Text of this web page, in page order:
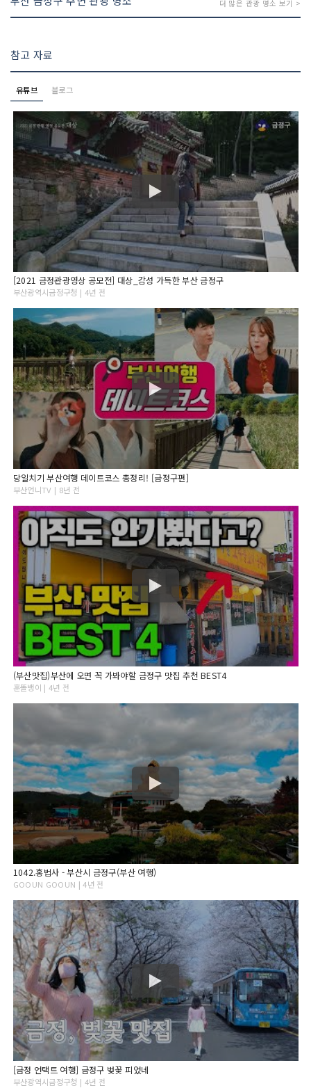
더 많은 관광 명소 보기 >
참고 자료
유튜브 블로그
[2021 금정관광영상 공모전] 대상_감성 가득한 부산 금정구
부산광역시금정구청 | 4년 전
당일치기 부산여행 데이트코스 총정리! [금정구편]
부산언니TV | 8년 전
(부산맛집)부산에 오면 꼭 가봐야할 금정구 맛집 추천 BEST4
훈똘뱅이 | 4년 전
1042.홍법사 - 부산시 금정구(부산 여행)
GOOUN GOOUN | 4년 전
[금정 언택트 여행] 금정구 벚꽃 피었네
부산광역시금정구청 | 4년 전